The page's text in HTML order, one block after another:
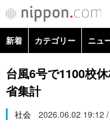
カテゴリー
新着 カテゴリー ニュ
政治・外交
経済・ビジネス
台風6号で1100校
省集計
社会 2026.06.02 19:12